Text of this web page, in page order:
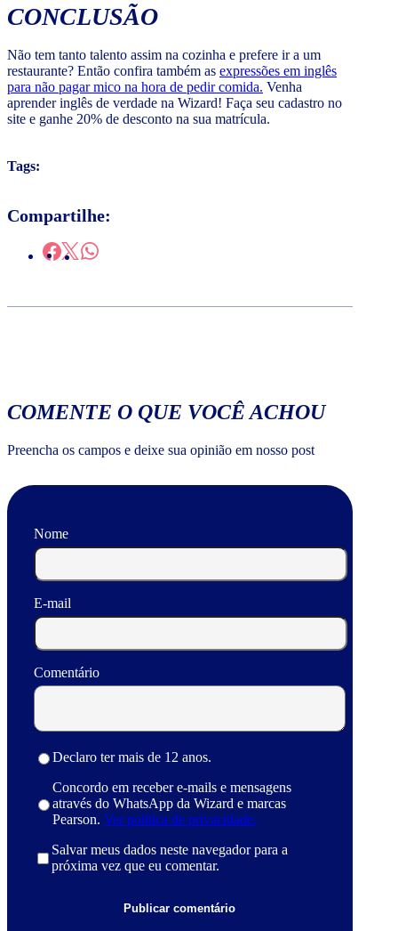
CONCLUSÃO
Não tem tanto talento assim na cozinha e prefere ir a um
restaurante? Então confira também as expressões em inglês
para não pagar mico na hora de pedir comida. Venha
aprender inglês de verdade na Wizard! Faça seu cadastro no
site e ganhe 20% de desconto na sua matrícula.
Tags:
Compartilhe:
COMENTE O QUE VOCÊ ACHOU
Preencha os campos e deixe sua opinião em nosso post
Nome
E-mail
Comentário
Declaro ter mais de 12 anos.
Concordo em receber e-mails e mensagens
através do WhatsApp da Wizard e marcas
Pearson. Ver política de privacidade.
Salvar meus dados neste navegador para a
próxima vez que eu comentar.